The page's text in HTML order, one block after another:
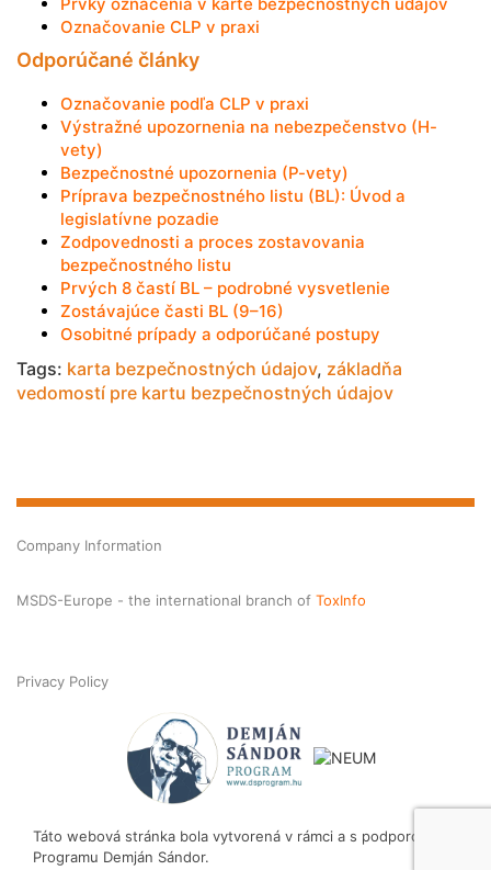
Označovanie CLP v praxi
Odporúčané články
Označovanie podľa CLP v praxi
Výstražné upozornenia na nebezpečenstvo (H-
vety)
Bezpečnostné upozornenia (P-vety)
Príprava bezpečnostného listu (BL): Úvod a
legislatívne pozadie
Zodpovednosti a proces zostavovania
bezpečnostného listu
Prvých 8 častí BL – podrobné vysvetlenie
Zostávajúce časti BL (9–16)
Osobitné prípady a odporúčané postupy
Tags: karta bezpečnostných údajov, základňa
vedomostí pre kartu bezpečnostných údajov
Company Information
MSDS-Europe - the international branch of ToxInfo
Privacy Policy
Táto webová stránka bola vytvorená v rámci a s podporou
Programu Demján Sándor.